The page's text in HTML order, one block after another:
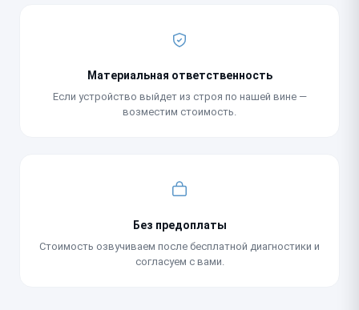
Материальная ответственность
Если устройство выйдет из строя по нашей вине —
возместим стоимость.
Без предоплаты
Стоимость озвучиваем после бесплатной диагностики и
согласуем с вами.